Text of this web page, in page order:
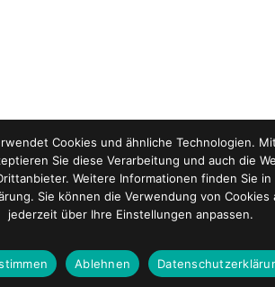
Cookies und ähnliche Technologien.
Sie diese Verarbeitung und auch die
Weitere Informationen finden Sie
Sie können die Verwendung von Cookies
jederzeit über Ihre Einstellungen anpassen.
Ablehnen